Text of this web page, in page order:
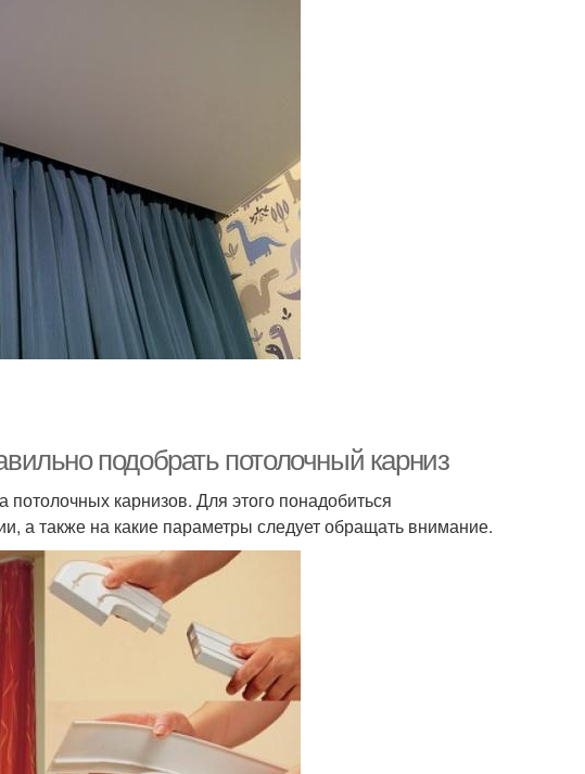
подобрать потолочный карниз
карнизов. Для этого понадобиться
а также на какие параметры следует обращать внимание.